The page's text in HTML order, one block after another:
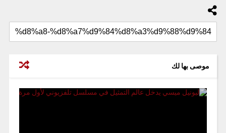
موصى بها لك